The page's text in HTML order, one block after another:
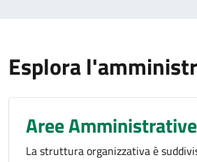
Esplora
Aree Amministrative
La struttura organizzativa è